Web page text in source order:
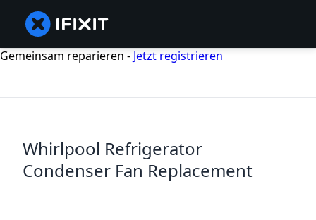
Gemeinsam reparieren - Jetzt registrieren
Whirlpool Refrigerator
Condenser Fan Replacement